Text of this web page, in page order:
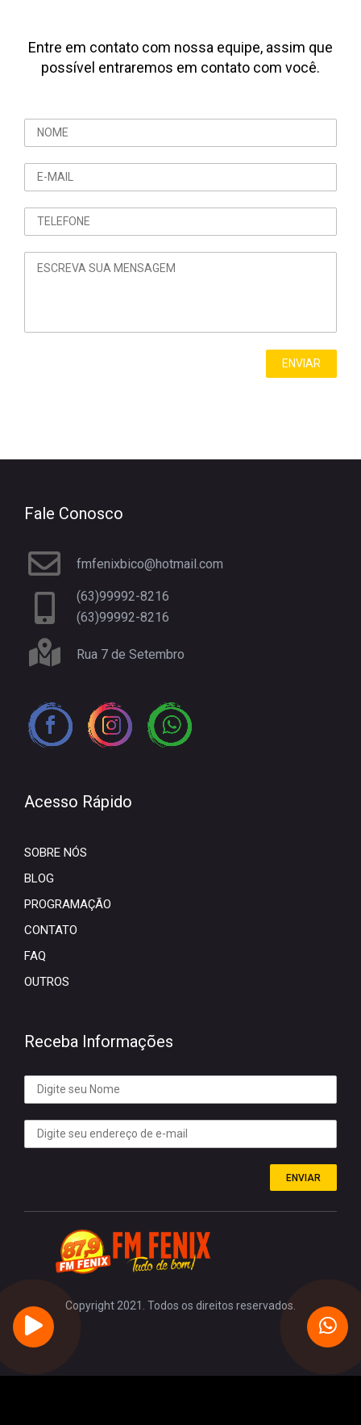
Entre em contato com nossa equipe, assim que
possível entraremos em contato com você.
Fale Conosco
fmfenixbico@hotmail.com
(63)99992-8216
(63)99992-8216
Rua 7 de Setembro
Acesso Rápido
SOBRE NÓS
BLOG
PROGRAMAÇÃO
CONTATO
FAQ
OUTROS
Receba Informações
ENVIAR
Copyright 2021. Todos os direitos reservados.